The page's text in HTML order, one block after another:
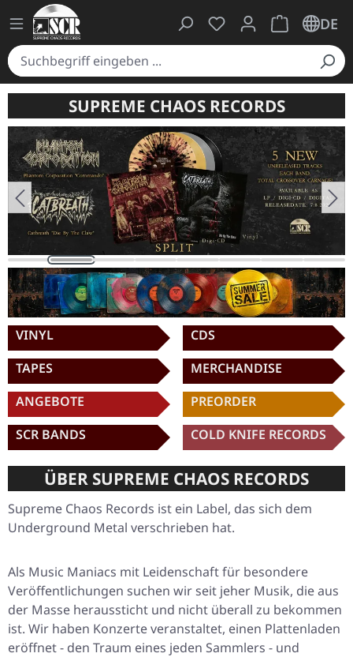
Du hast 0 Produkte
Warenkorb
DE
SUPREME CHAOS RECORDS
Bildergalerie überspringen
VINYL
CDS
TAPES
MERCHANDISE
ANGEBOTE
PREORDER
SCR BANDS
COLD KNIFE RECORDS
ÜBER SUPREME CHAOS RECORDS
Supreme Chaos Records ist ein Label, das sich dem
Underground Metal verschrieben hat.
Als Music Maniacs mit Leidenschaft für besondere
Veröffentlichungen suchen wir seit jeher Musik, die aus
der Masse heraussticht und nicht überall zu bekommen
ist. Wir haben Konzerte veranstaltet, einen Plattenladen
eröffnet - den Traum eines jeden Sammlers - und